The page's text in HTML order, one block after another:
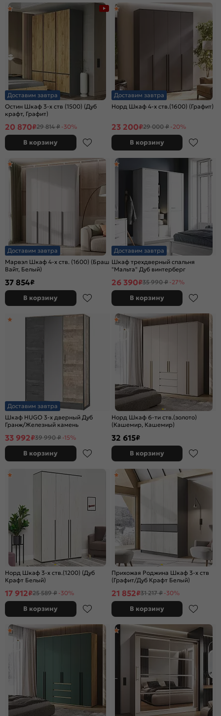
Доставим завтра
Остин Шкаф 3-х ств (1500) (Дуб
крафт, Графит)
20 870₽29 814 ₽ -30%
В корзину
Доставим завтра
Норд Шкаф 4-х ств.(1600) (Графит)
23 200₽29 000 ₽ -20%
В корзину
Доставим завтра
Марвэл Шкаф 4-х ств. (1600) (Браш
Вайт, Белый)
37 854₽
В корзину
Доставим завтра
Шкаф трехдверный спальня
"Мальта" Дуб винтерберг
26 390₽35 990 ₽ -27%
В корзину
Доставим завтра
Шкаф HUGO 3-х дверный Дуб
Гранж/Железный камень
33 992₽39 990 ₽ -15%
В корзину
Норд Шкаф 6-ти ств.(золото)
(Кашемир, Кашемир)
32 615₽
В корзину
Норд Шкаф 3-х ств.(1200) (Дуб
Крафт Белый)
17 912₽25 589 ₽ -30%
В корзину
Прихожая Роджина Шкаф 3-х ств
(Графит/Дуб Крафт Белый)
21 852₽31 217 ₽ -30%
В корзину